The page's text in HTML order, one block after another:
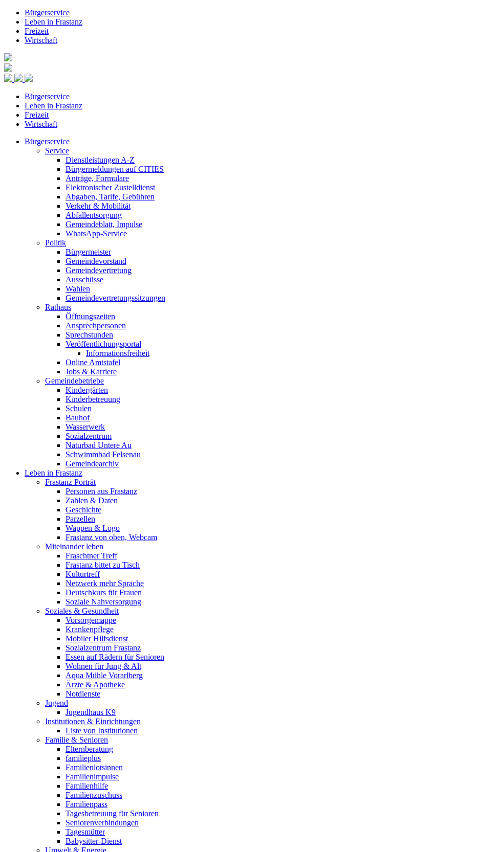
Bürgerservice
Leben in Frastanz
Freizeit
Wirtschaft
Bürgerservice
Leben in Frastanz
Freizeit
Wirtschaft
Bürgerservice
Service
Dienstleistungen A-Z
Bürgermeldungen auf CITIES
Anträge, Formulare
Elektronischer Zustelldienst
Abgaben, Tarife, Gebühren
Verkehr & Mobilität
Abfallentsorgung
Gemeindeblatt, Impulse
WhatsApp-Service
Politik
Bürgermeister
Gemeindevorstand
Gemeindevertretung
Ausschüsse
Wahlen
Gemeindevertretungssitzungen
Rathaus
Öffnungszeiten
Ansprechpersonen
Sprechstunden
Veröffentlichungsportal
Informationsfreiheit
Online Amtstafel
Jobs & Karriere
Gemeindebetriebe
Kindergärten
Kinderbetreuung
Schulen
Bauhof
Wasserwerk
Sozialzentrum
Naturbad Untere Au
Schwimmbad Felsenau
Gemeindearchiv
Leben in Frastanz
Frastanz Porträt
Personen aus Frastanz
Zahlen & Daten
Geschichte
Parzellen
Wappen & Logo
Frastanz von oben, Webcam
Miteinander leben
Fraschtner Treff
Frastanz bittet zu Tisch
Kulturtreff
Netzwerk mehr Sprache
Deutschkurs für Frauen
Soziale Nahversorgung
Soziales & Gesundheit
Vorsorgemappe
Krankenpflege
Mobiler Hilfsdienst
Sozialzentrum Frastanz
Essen auf Rädern für Senioren
Wohnen für Jung & Alt
Aqua Mühle Vorarlberg
Ärzte & Apotheke
Notdienste
Jugend
Jugendhaus K9
Institutionen & Einrichtungen
Liste von Institutionen
Familie & Senioren
Elternberatung
familieplus
Familienlotsinnen
Familienimpulse
Familienhilfe
Familienzuschuss
Familienpass
Tagesbetreuung für Senioren
Seniorenverbindungen
Tagesmütter
Babysitter-Dienst
Umwelt & Energie